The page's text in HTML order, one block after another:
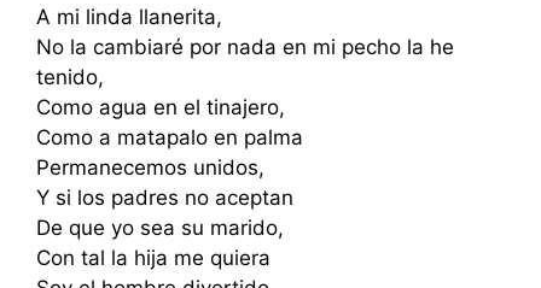
A mi linda llanerita,
No la cambiaré por nada en mi pecho la he
tenido,
Como agua en el tinajero,
Como a matapalo en palma
Permanecemos unidos,
Y si los padres no aceptan
De que yo sea su marido,
Con tal la hija me quiera